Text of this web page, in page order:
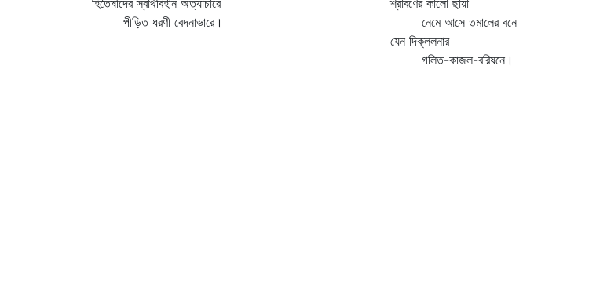
হিতৈষীদের স্বার্থবিহীন অত্যাচারে
পীড়িত ধরণী বেদনাভারে।
শ্রাবণের কালো ছায়া
নেমে আসে তমালের বনে
যেন দিক্‌ললনার
গলিত-কাজল-বরিষনে।